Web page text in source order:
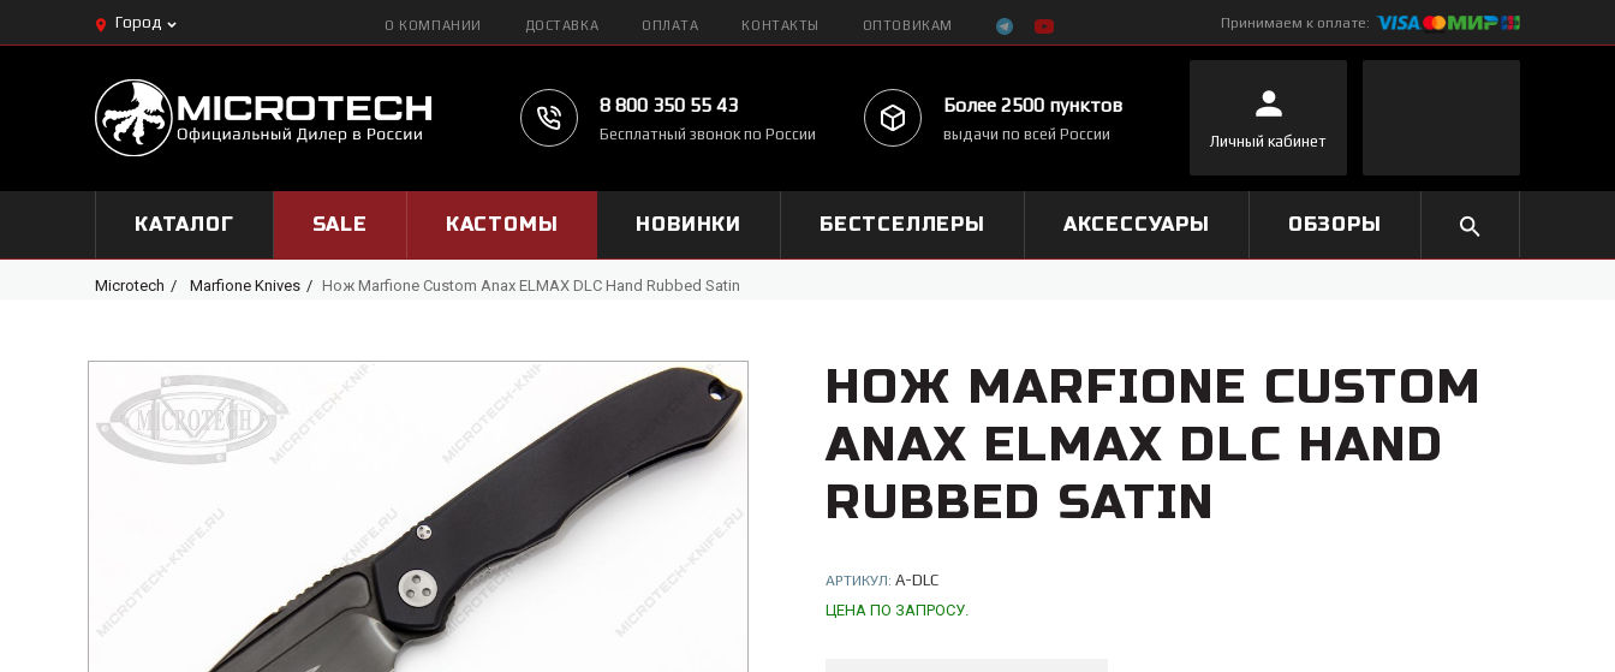
Город О КОМПАНИИ ДОСТАВКА ОПЛАТА КОНТАКТЫ ОПТОВИКАМ Принимаем к оплате:
8 800 350 55 43
Бесплатный звонок по России
Более 2500 пунктов
выдачи по всей России Личный кабинет
КАТАЛОГ SALE КАСТОМЫ НОВИНКИ БЕСТСЕЛЛЕРЫ АКСЕССУАРЫ ОБЗОРЫ
Microtech Marfione Knives Нож Marfione Custom Anax ELMAX DLC Hand Rubbed Satin
НОЖ MARFIONE CUSTOM
ANAX ELMAX DLC HAND
RUBBED SATIN
АРТИКУЛ: A-DLC
ЦЕНА ПО ЗАПРОСУ.